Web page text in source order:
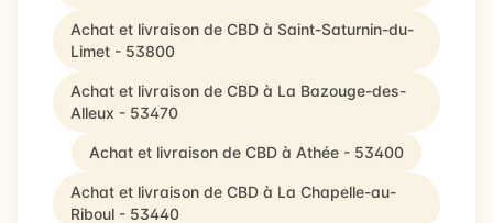
Achat et livraison de CBD à Saint-Saturnin-du-
Limet - 53800
Achat et livraison de CBD à La Bazouge-des-
Alleux - 53470
Achat et livraison de CBD à Athée - 53400
Achat et livraison de CBD à La Chapelle-au-
Riboul - 53440